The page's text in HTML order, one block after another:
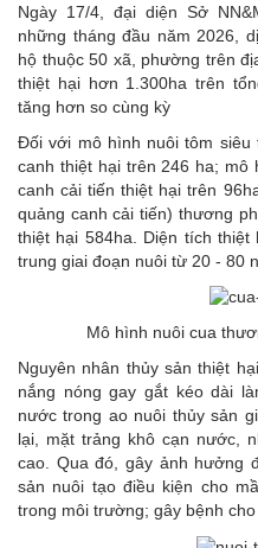
Ngày 17/4, đại diện Sở
những tháng đầu năm 2026,
hộ thuộc 50 xã, phường trên
thiệt hại hơn 1.300ha trên
tăng hơn so cùng kỳ
Đối với mô hình nuôi tôm siêu
canh thiệt hại trên 246 ha; mô
canh cải tiến thiệt hại trên
quảng canh cải tiến) thương
thiệt hại 584ha. Diện tích
trung giai đoạn nuôi từ 20 - 80
Mô hình nuôi cua
Nguyên nhân thủy sản thiệt
nắng nóng gay gắt kéo dài
nước trong ao nuôi thủy sản
lại, mặt trảng khô cạn nước,
cao. Qua đó, gây ảnh hưởng
sản nuôi tạo điều kiện cho
trong môi trường; gây bệnh